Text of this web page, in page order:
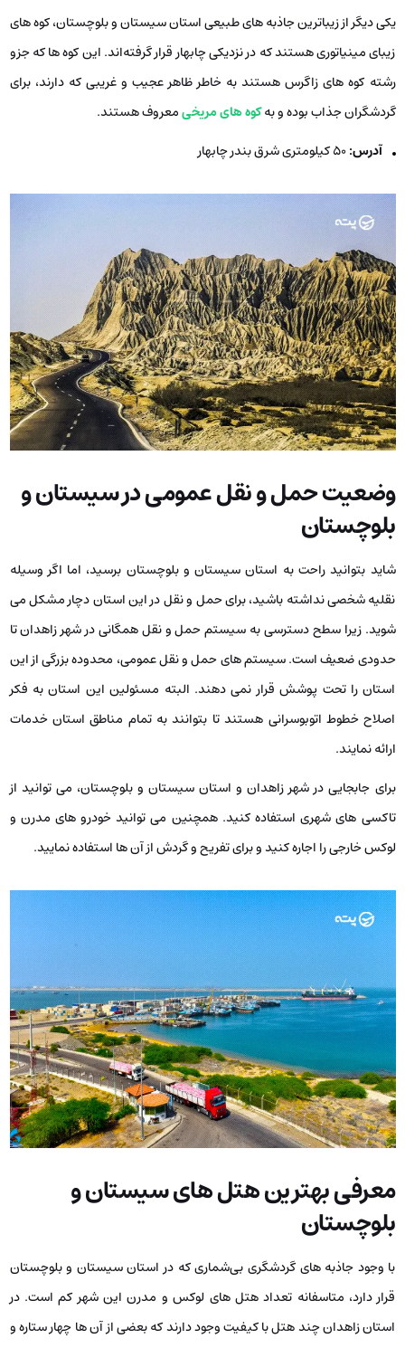
یکی دیگر از زیباترین جاذبه ‌های طبیعی استان سیستان و بلوچستان، کوه‌ های
زیبای مینیاتوری هستند که در نزدیکی چابهار قرار گرفته‌اند. این کوه‌ ها که جزو
رشته کوه های زاگرس هستند به خاطر ظاهر عجیب و غریبی که دارند، برای
گردشگران جذاب بوده و بهکوه های مریخیمعروف هستند.
آدرس:۵۰ کیلومتری شرق بندر چابهار
وضعیت حمل و نقل عمومی در سیستان و
بلوچستان
شاید بتوانید راحت به استان سیستان و بلوچستان برسید، اما اگر وسیله
نقلیه شخصی نداشته باشید، برای حمل و نقل در این استان دچار مشکل می
‌شوید. زیرا سطح دسترسی به سیستم حمل و نقل همگانی در شهر زاهدان تا
حدودی ضعیف است. سیستم های حمل و نقل عمومی، محدوده بزرگی از این
استان را تحت پوشش قرار نمی ‌دهند. البته مسئولین این استان به فکر
اصلاح خطوط اتوبوسرانی هستند تا بتوانند به تمام مناطق استان خدمات
ارائه نمایند.
برای جابجایی در شهر زاهدان و استان سیستان و بلوچستان، می ‌توانید از
تاکسی ‌های شهری استفاده کنید. همچنین می ‌توانید خودرو های مدرن و
لوکس خارجی را اجاره کنید و برای تفریح و گردش از آن ها استفاده نمایید.
معرفی بهترین هتل‌ های سیستان و
بلوچستان
با وجود جاذبه ‌های گردشگری بی‌شماری که در استان سیستان و بلوچستان
قرار دارد، متاسفانه تعداد هتل‌ های لوکس و مدرن این شهر کم است. در
استان زاهدان چند هتل با کیفیت وجود دارند که بعضی از آن ها چهار ستاره و